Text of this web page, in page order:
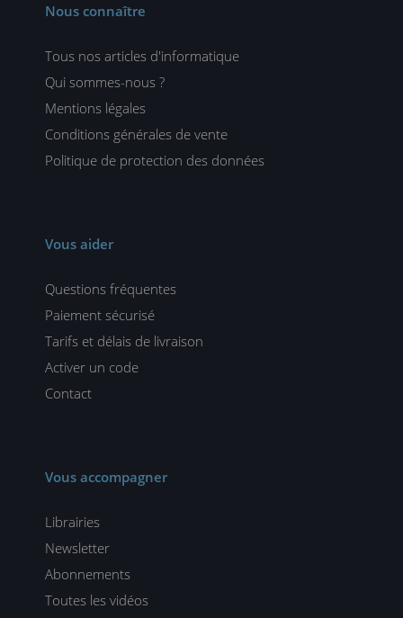
Nous connaître
Tous nos articles d'informatique
Qui sommes-nous ?
Mentions légales
Conditions générales de vente
Politique de protection des données
Vous aider
Questions fréquentes
Paiement sécurisé
Tarifs et délais de livraison
Activer un code
Contact
Vous accompagner
Librairies
Newsletter
Abonnements
Toutes les vidéos